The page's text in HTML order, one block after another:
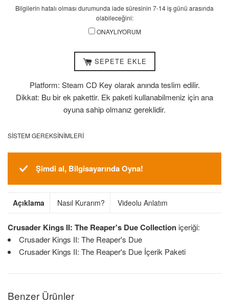
Bilgilerin hatalı olması durumunda iade süresinin 7-14 iş günü arasında
olabileceğini:
ONAYLIYORUM
SEPETE EKLE
Platform: Steam CD Key olarak anında teslim edilir.
Dikkat: Bu bir ek pakettir. Ek paketi kullanabilmeniz için ana
oyuna sahip olmanız gereklidir.
SISTEM GEREKSINIMLERI
Şimdi al, Bilgisayarında Oyna!
Açıklama Nasıl Kurarım? Videolu Anlatım
Crusader Kings II: The Reaper's Due Collection içeriği:
Crusader Kings II: The Reaper's Due
Crusader Kings II: The Reaper's Due İçerik Paketi
Benzer Ürünler